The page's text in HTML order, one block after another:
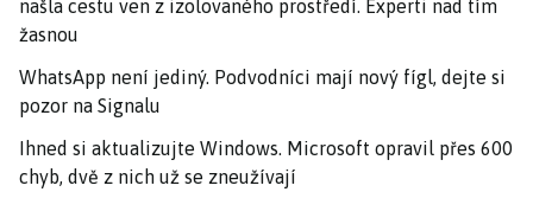
našla cestu ven z izolovaného prostředí. Experti nad tím
žasnou
WhatsApp není jediný. Podvodníci mají nový fígl, dejte si
pozor na Signalu
Ihned si aktualizujte Windows. Microsoft opravil přes 600
chyb, dvě z nich už se zneužívají